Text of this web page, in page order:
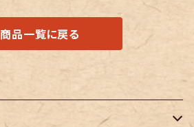
商品一覧に戻る